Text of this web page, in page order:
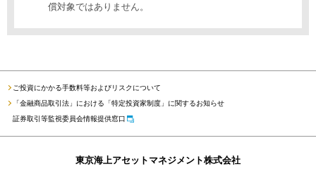
償対象ではありません。
ご投資にかかる手数料等およびリスクについて
「金融商品取引法」における「特定投資家制度」に関するお知らせ
証券取引等監視委員会情報提供窓口
東京海上アセットマネジメント株式会社